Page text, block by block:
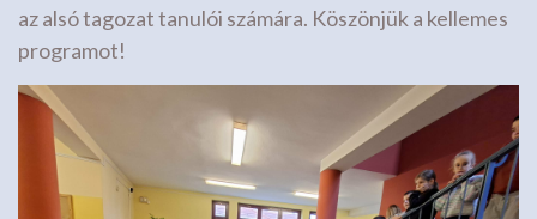
az alsó tagozat tanulói számára. Köszönjük a kellemes
programot!